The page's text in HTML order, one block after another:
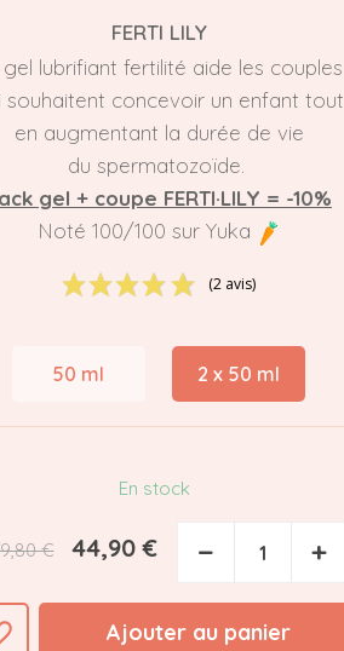
FERTI LILY
gel lubrifiant fertilité aide les couples
souhaitent concevoir un enfant tout
en augmentant la durée de vie
du spermatozoïde.
gel + coupe FERTI·LILY = -10%
Noté 100/100 sur Yuka
(2 avis)
50 ml 2 x 50 ml
En stock
€ 44,90 € − +
Ajouter au panier